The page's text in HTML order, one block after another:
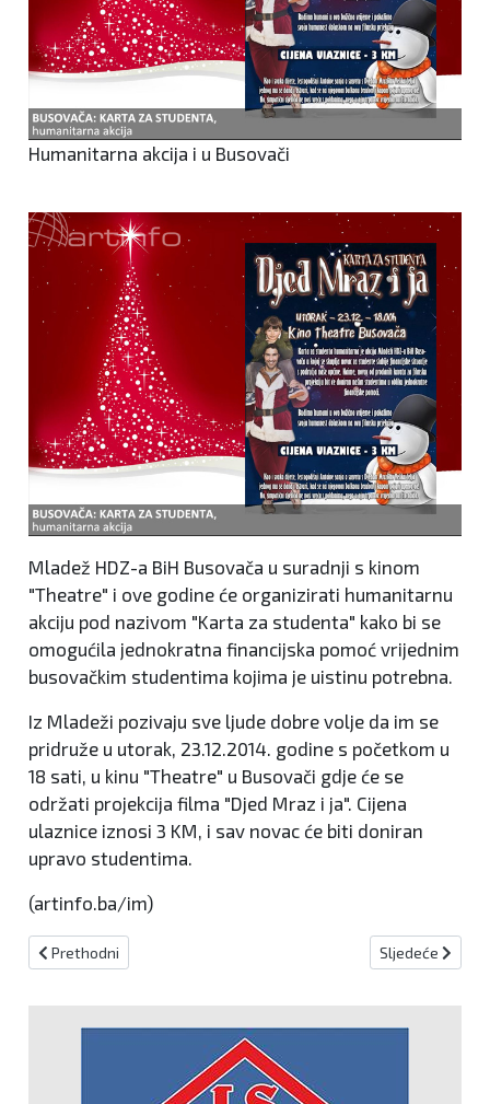
Humanitarna akcija i u Busovači
Mladež HDZ-a BiH Busovača u suradnji s kinom
"Theatre" i ove godine će organizirati humanitarnu
akciju pod nazivom "Karta za studenta" kako bi se
omogućila jednokratna financijska pomoć vrijednim
busovačkim studentima kojima je uistinu potrebna.
Iz Mladeži pozivaju sve ljude dobre volje da im se
pridruže u utorak, 23.12.2014. godine s početkom u
18 sati, u kinu "Theatre" u Busovači gdje će se
održati projekcija filma "Djed Mraz i ja". Cijena
ulaznice iznosi 3 KM, i sav novac će biti doniran
upravo studentima.
(artinfo.ba/im)
Prethodni članak: PRIJEVOZNO SREDSTVO ZA UŽIVANJE
Prethodni Sljedeći članak: I
Sljedeće